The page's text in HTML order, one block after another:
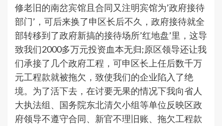
修老旧的南岔宾馆且合同又注明宾馆为’政府接待
部门’，可后来换了申区长后不久，政府接待就全
部转移到了政府新搞的接待场所’红地盘’里，这导
致我们2000多万元投资血本无归;原区领导还让我
们承接了几个政府工程，可申区长上任后数千万
元工程款就被拖欠，致使我们的企业陷入了绝
境。为了活下去，在讨要无果的情况下我向省人
大执法组、国务院东北清欠小组等单位反映区政
府领导不遵守合同、新官不理旧账、拖欠工程款